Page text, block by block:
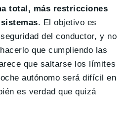
total, más restricciones
. El objetivo es
del conductor, y no
que cumpliendo las
que saltarse los límites
autónomo será difícil en
es verdad que quizá